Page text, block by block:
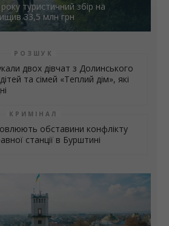
туристичний збір на
33,5 млн грн
РОЗШУК
двох дівчат з Долинського
та сімей «Теплий дім», які
КРИМІНАЛ
обставини конфлікту
станції в Бурштині